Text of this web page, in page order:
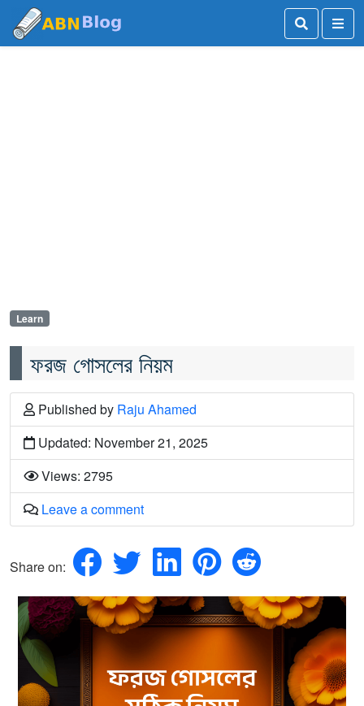
Learn
ফরজ গোসলের নিয়ম
Published by Raju Ahamed
Updated: November 21, 2025
Views: 2795
Leave a comment
Share on: